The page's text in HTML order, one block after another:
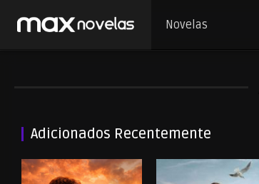
Novelas
Adicionados Recentemente